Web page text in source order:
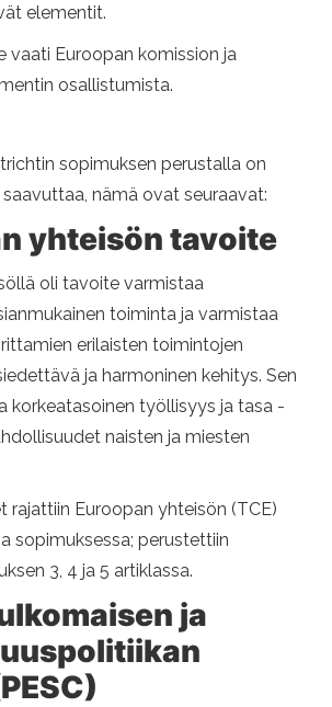
elementit.
vaati Euroopan komission ja
osallistumista.
sopimuksen perustalla on
nämä ovat seuraavat:
yhteisön tavoite
oli tavoite varmistaa
toiminta ja varmistaa
erilaisten toimintojen
ja harmoninen kehitys. Sen
korkeatasoinen työllisyys ja tasa -
naisten ja miesten
rajattiin Euroopan yhteisön (TCE)
sopimuksessa; perustettiin
3, 4 ja 5 artiklassa.
ja